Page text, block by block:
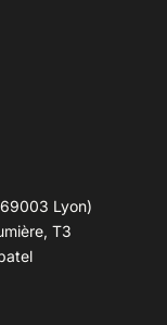
Lyon)
T3